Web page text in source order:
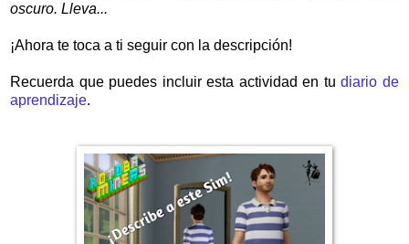
oscuro. Lleva...
¡Ahora te toca a ti seguir con la descripción!
Recuerda que puedes incluir esta actividad en tudiario de
aprendizaje.